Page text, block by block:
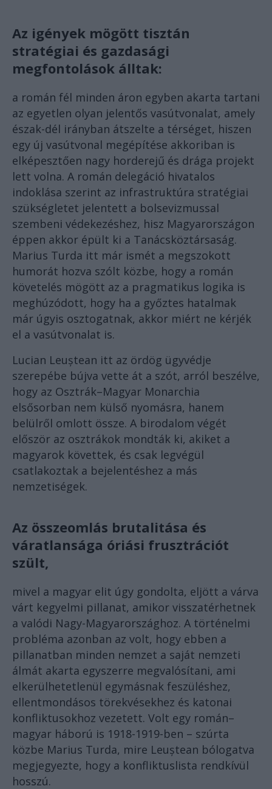
Az igények mögött tisztán
stratégiai és gazdasági
megfontolások álltak:
a román fél minden áron egyben akarta tartani
az egyetlen olyan jelentős vasútvonalat, amely
észak-dél irányban átszelte a térséget, hiszen
egy új vasútvonal megépítése akkoriban is
elképesztően nagy horderejű és drága projekt
lett volna. A román delegáció hivatalos
indoklása szerint az infrastruktúra stratégiai
szükségletet jelentett a bolsevizmussal
szembeni védekezéshez, hisz Magyarországon
éppen akkor épült ki a Tanácsköztársaság.
Marius Turda itt már ismét a megszokott
humorát hozva szólt közbe, hogy a román
követelés mögött az a pragmatikus logika is
meghúzódott, hogy ha a győztes hatalmak
már úgyis osztogatnak, akkor miért ne kérjék
el a vasútvonalat is.
Lucian Leuștean itt az ördög ügyvédje
szerepébe bújva vette át a szót, arról beszélve,
hogy az Osztrák–Magyar Monarchia
elsősorban nem külső nyomásra, hanem
belülről omlott össze. A birodalom végét
először az osztrákok mondták ki, akiket a
magyarok követtek, és csak legvégül
csatlakoztak a bejelentéshez a más
nemzetiségek.
Az összeomlás brutalitása és
váratlansága óriási frusztrációt
szült,
mivel a magyar elit úgy gondolta, eljött a várva
várt kegyelmi pillanat, amikor visszatérhetnek
a valódi Nagy-Magyarországhoz. A történelmi
probléma azonban az volt, hogy ebben a
pillanatban minden nemzet a saját nemzeti
álmát akarta egyszerre megvalósítani, ami
elkerülhetetlenül egymásnak feszüléshez,
ellentmondásos törekvésekhez és katonai
konfliktusokhoz vezetett. Volt egy román–
magyar háború is 1918-1919-ben – szúrta
közbe Marius Turda, mire Leuștean bólogatva
megjegyezte, hogy a konfliktuslista rendkívül
hosszú.